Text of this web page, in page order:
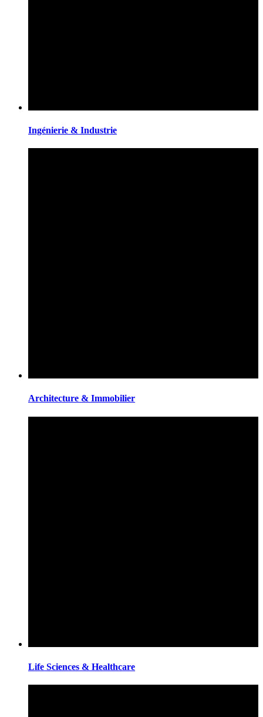
Ingénierie & Industrie
Architecture & Immobilier
Life Sciences & Healthcare